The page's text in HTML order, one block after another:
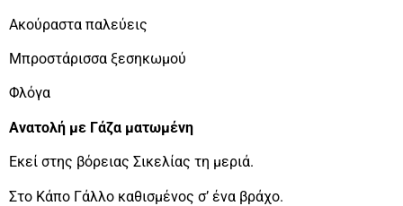
Ακούραστα παλεύεις
Μπροστάρισσα ξεσηκωμού
Φλόγα
Ανατολή με Γάζα ματωμένη
Εκεί στης βόρειας Σικελίας τη μεριά.
Στο Κάπο Γάλλο καθισμένος σ’ ένα βράχο.